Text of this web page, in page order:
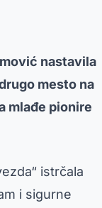
nastavila
mesto na
mlađe pionire
istrčala
i sigurne